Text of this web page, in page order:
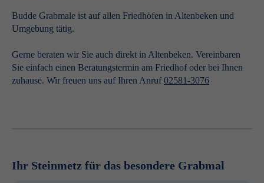
Budde Grabmale ist auf allen Friedhöfen in Altenbeken und
Umgebung tätig.
Gerne beraten wir Sie auch direkt in Altenbeken. Vereinbaren
Sie einfach einen Beratungstermin am Friedhof oder bei Ihnen
zuhause. Wir freuen uns auf Ihren Anruf02581-3076
Ihr Steinmetz für das besondere Grabmal